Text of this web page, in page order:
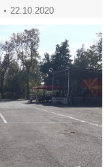
22.10.2020